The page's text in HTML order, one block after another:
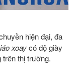
hiện đại, đa
xoaycó độ giày
thị trường.